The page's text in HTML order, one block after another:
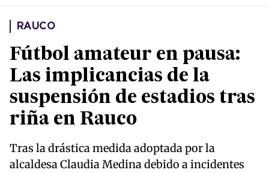
RAUCO
Fútbol amateur en pausa:
Las implicancias de la
suspensión de estadios tras
riña en Rauco
Tras la drástica medida adoptada por la
alcaldesa Claudia Medina debido a incidentes